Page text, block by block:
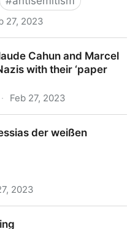
27, 2023
Cahun and Marcel
with their ‘paper
· Feb 27, 2023
‘paper bullets’
der weißen
2023